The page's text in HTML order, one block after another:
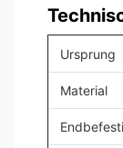
Ursprung
Material